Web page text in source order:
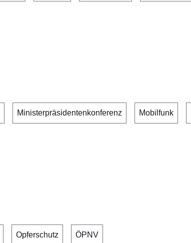
Ministerpräsidentenkonferenz Mobilfunk
Opferschutz ÖPNV